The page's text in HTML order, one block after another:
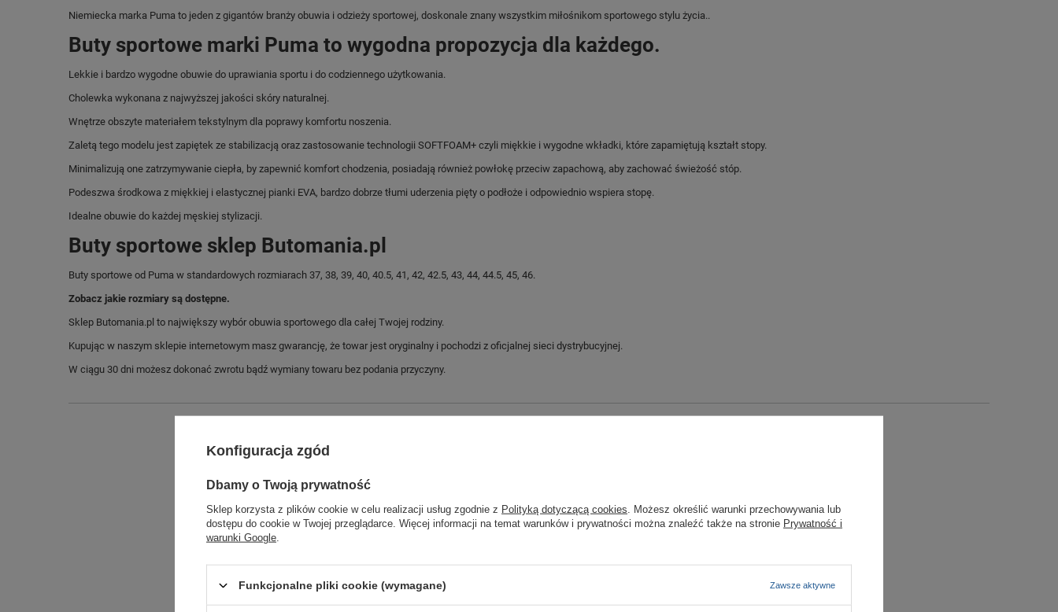
Niemiecka marka Puma to jeden z gigantów branży obuwia i odzieży sportowej, doskonale znany wszystkim miłośnikom sportowego stylu życia..
Buty sportowe marki Puma to wygodna propozycja dla każdego.
Lekkie i bardzo wygodne obuwie do uprawiania sportu i do codziennego użytkowania.
Cholewka wykonana z najwyższej jakości skóry naturalnej.
Wnętrze obszyte materiałem tekstylnym dla poprawy komfortu noszenia.
Zaletą tego modelu jest zapiętek ze stabilizacją oraz zastosowanie technologii SOFTFOAM+ czyli miękkie i wygodne wkładki, które zapamiętują kształt stopy.
Minimalizują one zatrzymywanie ciepła, by zapewnić komfort chodzenia, posiadają również powłokę przeciw zapachową, aby zachować świeżość stóp.
Podeszwa środkowa z miękkiej i elastycznej pianki EVA, bardzo dobrze tłumi uderzenia pięty o podłoże i odpowiednio wspiera stopę.
Idealne obuwie do każdej męskiej stylizacji.
Buty sportowe sklep Butomania.pl
Buty sportowe od Puma w standardowych rozmiarach 37, 38, 39, 40, 40.5, 41, 42, 42.5, 43, 44, 44.5, 45, 46.
Zobacz jakie rozmiary są dostępne.
Sklep Butomania.pl to największy wybór obuwia sportowego dla całej Twojej rodziny.
Kupując w naszym sklepie internetowym masz gwarancję, że towar jest oryginalny i pochodzi z oficjalnej sieci dystrybucyjnej.
W ciągu 30 dni możesz dokonać zwrotu bądź wymiany towaru bez podania przyczyny.
Zapięcie sznurowane
Konfiguracja zgód
Dbamy o Twoją prywatność
Sklep korzysta z plików cookie w celu realizacji usług zgodnie z Polityką dotyczącą cookies . Możesz określić warunki przechowywania lub
dostępu do cookie w Twojej przeglądarce. Więcej informacji na temat warunków i prywatności można znaleźć także na stronie Prywatność i
warunki Google
Funkcjonalne pliki cookie (wymagane) Zawsze aktywne